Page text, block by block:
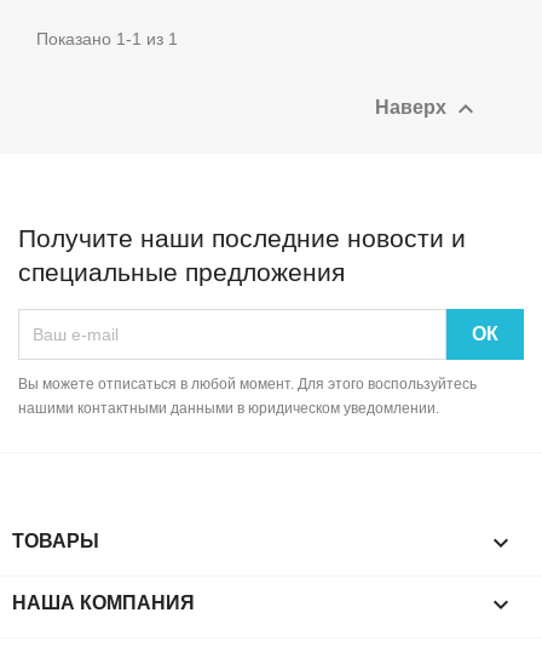
Показано 1-1 из 1
Наверх 
Получите наши последние новости и
специальные предложения
Вы можете отписаться в любой момент. Для этого воспользуйтесь
нашими контактными данными в юридическом уведомлении.
ТОВАРЫ 
НАША КОМПАНИЯ 